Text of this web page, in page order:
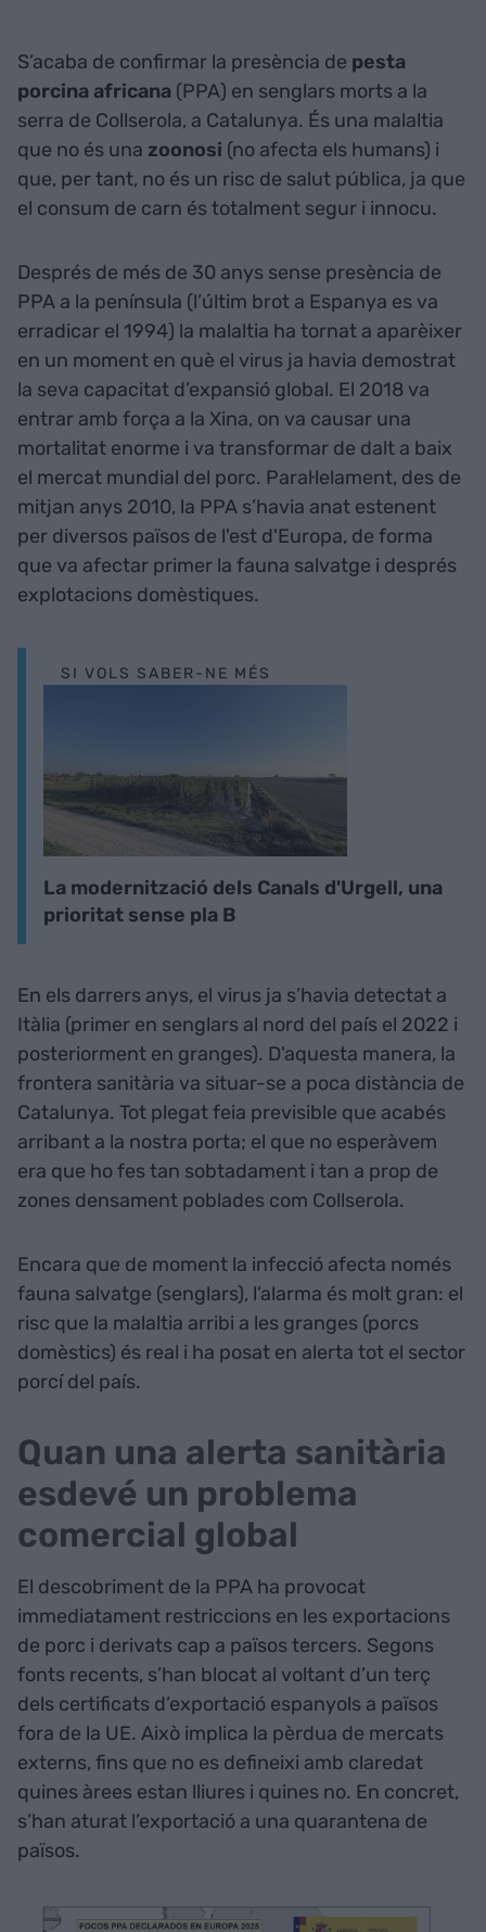
S’acaba de confirmar la presència de pesta
porcina africana (PPA) en senglars morts a la
serra de Collserola, a Catalunya. És una malaltia
que no és una zoonosi (no afecta els humans) i
que, per tant, no és un risc de salut pública, ja que
el consum de carn és totalment segur i innocu.
Després de més de 30 anys sense presència de
PPA a la península (l’últim brot a Espanya es va
erradicar el 1994) la malaltia ha tornat a aparèixer
en un moment en què el virus ja havia demostrat
la seva capacitat d’expansió global. El 2018 va
entrar amb força a la Xina, on va causar una
mortalitat enorme i va transformar de dalt a baix
el mercat mundial del porc. Paral·lelament, des de
mitjan anys 2010, la PPA s’havia anat estenent
per diversos països de l'est d'Europa, de forma
que va afectar primer la fauna salvatge i després
explotacions domèstiques.
SI VOLS SABER-NE MÉS
La modernització dels Canals d'Urgell, una
prioritat sense pla B
En els darrers anys, el virus ja s’havia detectat a
Itàlia (primer en senglars al nord del país el 2022 i
posteriorment en granges). D'aquesta manera, la
frontera sanitària va situar-se a poca distància de
Catalunya. Tot plegat feia previsible que acabés
arribant a la nostra porta; el que no esperàvem
era que ho fes tan sobtadament i tan a prop de
zones densament poblades com Collserola.
Encara que de moment la infecció afecta només
fauna salvatge (senglars), l’alarma és molt gran: el
risc que la malaltia arribi a les granges (porcs
domèstics) és real i ha posat en alerta tot el sector
porcí del país.
Quan una alerta sanitària
esdevé un problema
comercial global
El descobriment de la PPA ha provocat
immediatament restriccions en les exportacions
de porc i derivats cap a països tercers. Segons
fonts recents, s’han blocat al voltant d’un terç
dels certificats d’exportació espanyols a països
fora de la UE. Això implica la pèrdua de mercats
externs, fins que no es defineixi amb claredat
quines àrees estan lliures i quines no. En concret,
s’han aturat l’exportació a una quarantena de
països.